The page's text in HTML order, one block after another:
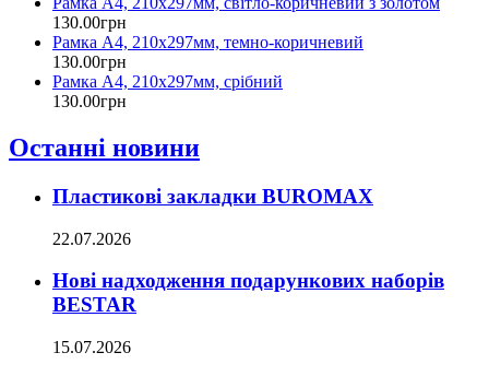
130.00грн
Рамка А4, 210х297мм, темно-коричневий
130.00грн
Рамка А4, 210х297мм, срібний
130.00грн
Останні новини
Пластикові закладки BUROMAX
22.07.2026
Нові надходження подарункових наборів
BESTAR
15.07.2026